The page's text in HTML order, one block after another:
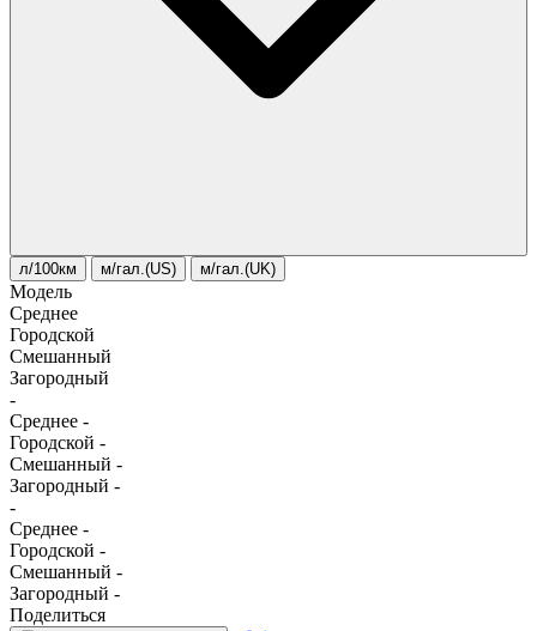
л/100км м/гал.(US) м/гал.(UK)
Модель
Среднее
Городской
Смешанный
Загородный
-
Среднее -
Городской -
Смешанный -
Загородный -
-
Среднее -
Городской -
Смешанный -
Загородный -
Поделиться